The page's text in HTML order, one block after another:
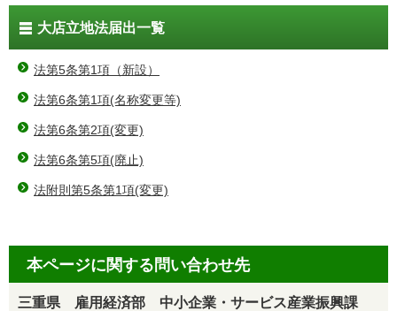
大店立地法届出一覧
法第5条第1項（新設）
法第6条第1項(名称変更等)
法第6条第2項(変更)
法第6条第5項(廃止)
法附則第5条第1項(変更)
本ページに関する問い合わせ先
三重県 雇用経済部 中小企業・サービス産業振興課